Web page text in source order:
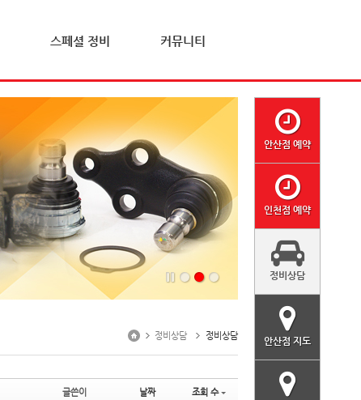
스페셜 정비 커뮤니티
정비상담 정비상담
글쓴이 날짜 조회 수
안산점 예약
인천점 예약
정비상담
안산점 지도